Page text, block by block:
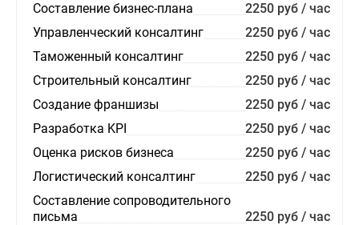
Составление бизнес-плана
2250 руб / час
Управленческий консалтинг
2250 руб / час
Таможенный консалтинг
2250 руб / час
Строительный консалтинг
2250 руб / час
Создание франшизы
2250 руб / час
Разработка KPI
2250 руб / час
Оценка рисков бизнеса
2250 руб / час
Логистический консалтинг
2250 руб / час
Составление сопроводительного
письма
2250 руб / час